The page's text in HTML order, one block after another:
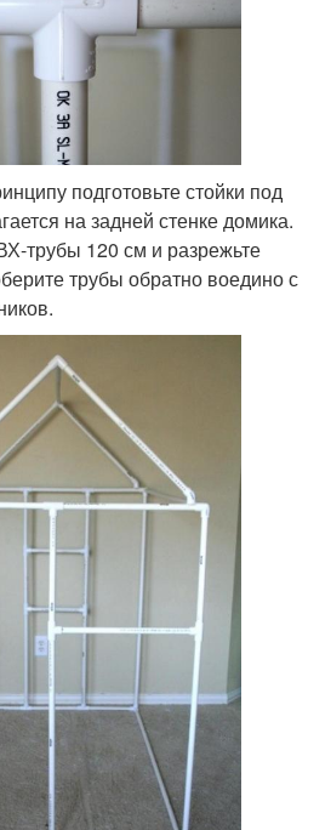
подготовьте стойки под
на задней стенке домика.
трубы 120 см и разрежьте
трубы обратно воедино с